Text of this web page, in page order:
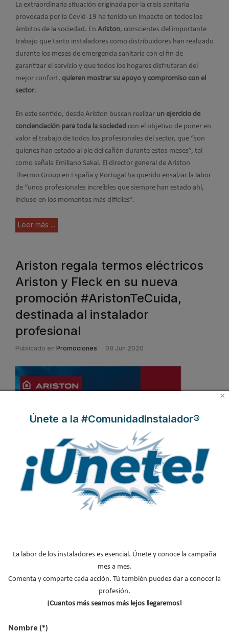
La extraordinaria situación originada por la crisis sanitaria
provocada por la Covid-19 ha tenido un impacto en todos los
ámbitos de la sociedad. En Ariston, conscientes del importante
trabajo que tanto instaladores como distribuidores han realizado
durante los meses de emergencia sanitaria con el fin de
garantizar el servicio y que todos los hogares disfrutaran del
mejor confort, quieren mostrar su apoyo y compromiso con el
sector.
En este sentido, desde Ariston buscan realizar un ejercicio de
concienciación para toda la sociedad con el objetivo de poner en
valor el trabajo de todos los profesionales del sector, que “son
quienes han estado al pie del cañón durante estos meses”, tal
como señala Emiliano Sakai. El director general de Ariston
Thermo Group en España y Portugal ha querido ensalzar la labor
de “unos profesionales increíbles que siempre han estado ahí,
incluso en los momentos más difíciles”.
Leer más ...
Ariston regala termos eléctricos
Ariston y Fleck en su nueva
promoción #AristonTeCuida,
destinada al instalador
profesional
Publicado en Promociones 08 Jun 2020
Ariston,
lanza esta promoción especial para instaladores en su
red de distribución, que ofrece la posibilidad de ganar 1
Leer más ...
Ariston pone en marcha cursos
WEBINARS gratuitos para
instaladores, arquitectos y
×
Únete a la #ComunidadInstalador®
La labor de los instaladores es esencial. Únete y conoce la campaña
mes a mes.
Comenta y comparte cada acción. Tú también puedes dar a conocer la
profesión.
¡Cuantos más seamos más lejos llegaremos!
Nombre (*)